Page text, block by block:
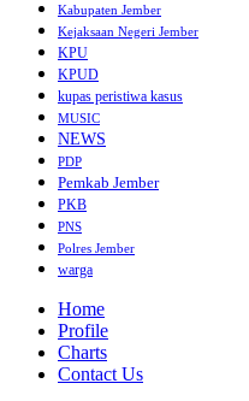
Kabupaten Jember
Kejaksaan Negeri Jember
KPU
KPUD
kupas peristiwa kasus
MUSIC
NEWS
PDP
Pemkab Jember
PKB
PNS
Polres Jember
warga
Home
Profile
Charts
Contact Us